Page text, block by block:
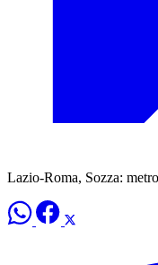
Lazio-Roma, Sozza: